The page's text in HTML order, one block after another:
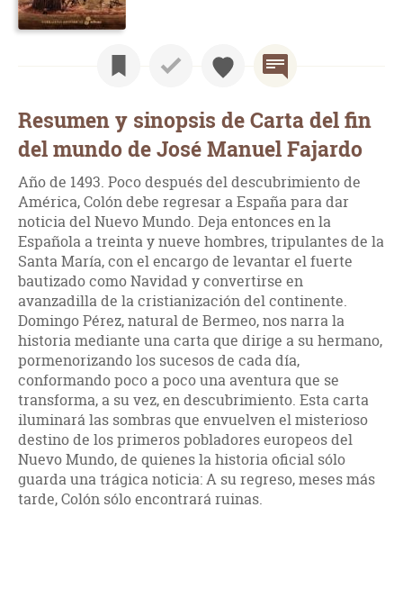
Resumen y sinopsis de Carta del fin
del mundo de José Manuel Fajardo
Año de 1493. Poco después del descubrimiento de
América, Colón debe regresar a España para dar
noticia del Nuevo Mundo. Deja entonces en la
Española a treinta y nueve hombres, tripulantes de la
Santa María, con el encargo de levantar el fuerte
bautizado como Navidad y convertirse en
avanzadilla de la cristianización del continente.
Domingo Pérez, natural de Bermeo, nos narra la
historia mediante una carta que dirige a su hermano,
pormenorizando los sucesos de cada día,
conformando poco a poco una aventura que se
transforma, a su vez, en descubrimiento. Esta carta
iluminará las sombras que envuelven el misterioso
destino de los primeros pobladores europeos del
Nuevo Mundo, de quienes la historia oficial sólo
guarda una trágica noticia: A su regreso, meses más
tarde, Colón sólo encontrará ruinas.